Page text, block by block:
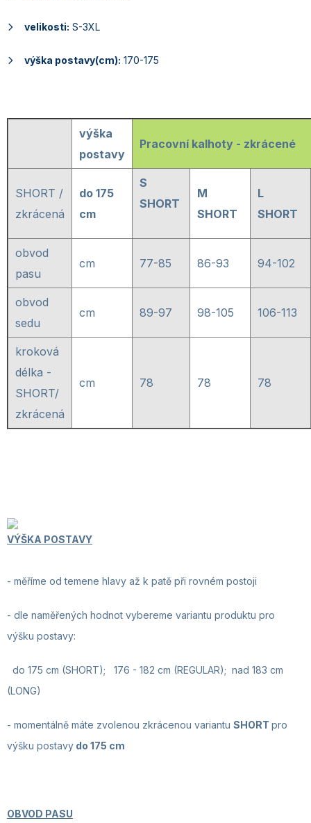
velikosti: S-3XL
výška postavy(cm): 170-175
výška
postavy
Pracovní kalhoty - zkrácené
SHORT /
zkrácená
do 175
cm
S
SHORT
M
SHORT
L
SHORT
obvod
pasu
cm 77-85 86-93 94-102
obvod
sedu
cm 89-97 98-105 106-113
kroková
délka -
SHORT/
zkrácená
cm 78 78 78
VÝŠKA POSTAVY
- měříme od temene hlavy až k patě při rovném postoji
- dle naměřených hodnot vybereme variantu produktu pro
výšku postavy:
do 175 cm (SHORT); 176 - 182 cm (REGULAR); nad 183 cm
(LONG)
- momentálně máte zvolenou zkrácenou variantu SHORT pro
výšku postavy do 175 cm
OBVOD PASU